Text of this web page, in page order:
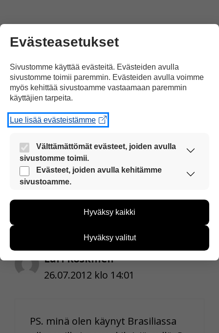
Lari Koskinen
26.07.2012 klo 13:56
Minä haluan tietää: Onko
Brasiliassa tulivuoria? Vastatkaa
minulle
Brasiliassa on
muurahaiskarhuja. Mene
Googleen ja kirjoita hakusanaksi
muurahaiskarhu
Vastaa
Lari Koskinen
26.07.2012 klo 14:01
PS. minä olen käynyt Brasiliassa
Evästeasetukset
Sivustomme käyttää evästeitä. Evästeiden avulla
sivustomme toimii paremmin. Evästeiden avulla voimme
myös kehittää sivustoamme vastaamaan paremmin
käyttäjien tarpeita.
Lue lisää evästeistämme
Välttämättömät evästeet, joiden avulla
sivustomme toimii.
Nämä evästeet ovat aina käytössä, jotta
sivustoamme voi käyttää sujuvasti ja turvallisesti.
Evästeet, joiden avulla kehitämme
sivustoamme.
kehittää sivustoamme vastaamaan paremmin
kävijämääristä ja siitä, mitä sivuja käytetään ja
miten sivuilla liikutaan. Emme kuitenkaan kerää
yksittäiseen käyttäjään.
Hyväksy kaikki
Hyväksy valitut